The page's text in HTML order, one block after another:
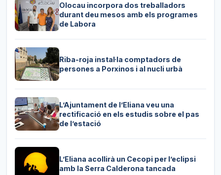
Olocau incorpora dos treballadors
durant deu mesos amb els programes
de Labora
Riba-roja instal·la comptadors de
persones a Porxinos i al nucli urbà
L’Ajuntament de l’Eliana veu una
rectificació en els estudis sobre el pas
de l’estació
L’Eliana acollirà un Cecopi per l’eclipsi
amb la Serra Calderona tancada